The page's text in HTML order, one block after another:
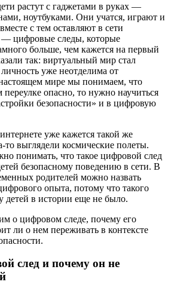
растут с гаджетами в руках —
ноутбуками. Они учатся, играют и
с тем оставляют в сети
— цифровые следы, которые
больше, чем кажется на первый
так: виртуальный мир стал
уже неотделима от
мире мы понимаем, что
опасно, то нужно научиться
безопасности» и в цифровую
уже кажется такой же
то выглядели космические полеты.
понимать, что такое цифровой след
безопасному поведению в сети. В
родителей можно назвать
опыта, потому что такого
детей в истории еще не было.
о цифровом следе, почему его
ли о нем переживать в контексте
след и почему он не